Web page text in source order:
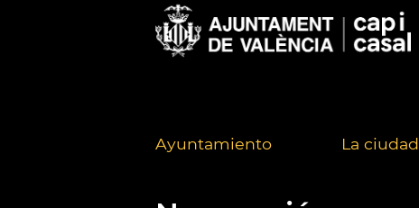
Ayuntamiento La ciudad